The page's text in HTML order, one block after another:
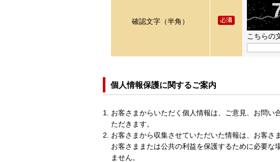
確認文字（半角）
こちらの
個人情報保護に関するご案内
お客さまからいただく個人情報は、ご意見、お問
ただきます。
お客さまから収集させていただいた情報は、お客さ
お客さままたは公共の利益を保護するために必要な
ません。